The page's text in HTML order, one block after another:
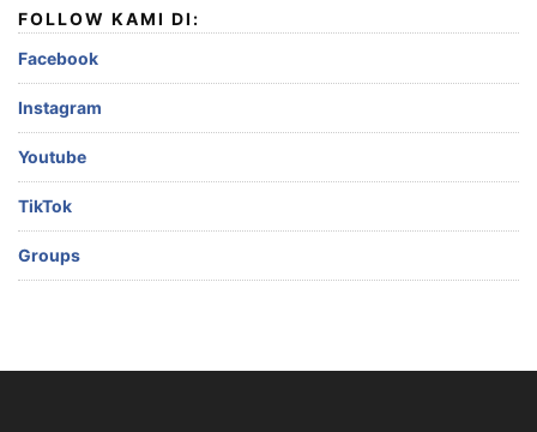
FOLLOW KAMI DI:
Facebook
Instagram
Youtube
TikTok
Groups